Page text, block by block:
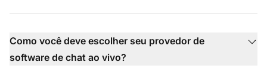
Como você deve escolher seu provedor de
software de chat ao vivo?